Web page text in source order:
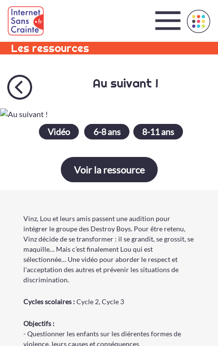
Panneau de gestion des cookies
Les ressources
Au suivant !
Vidéo 6-8 ans 8-11 ans
Voir la ressource
Vinz, Lou et leurs amis passent une audition pour
intégrer le groupe des Destroy Boys. Pour être retenu,
Vinz décide de se transformer : il se grandit, se grossit, se
maquille… Mais c’est finalement Lou qui est
sélectionnée… Une vidéo pour aborder le respect et
l'acceptation des autres et prévenir les situations de
discrimination.
Cyclesscolaires :Cycle 2,Cycle 3
Objectifs :
- Questionner les enfants sur les diérentes formes de
violence, leurs causes et conséquences